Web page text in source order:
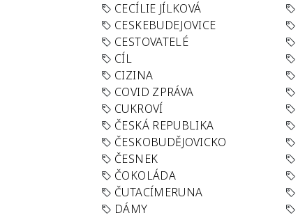
CECÍLIE JÍLKOVÁ
CESKEBUDEJOVICE
CESTOVATELÉ
CÍL
CIZINA
COVID ZPRÁVA
CUKROVÍ
ČESKÁ REPUBLIKA
ČESKOBUDĚJOVICKO
ČESNEK
ČOKOLÁDA
ČUTACÍMERUNA
DÁMY